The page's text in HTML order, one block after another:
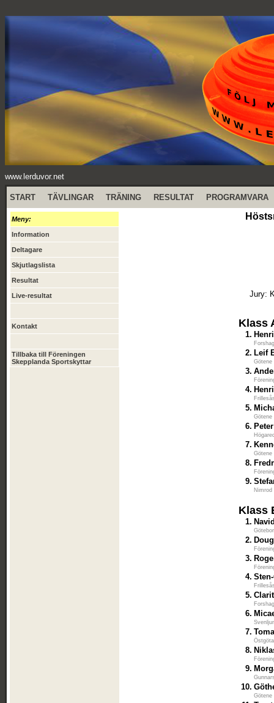
www.lerduvor.net
START TÄVLINGAR TRÄNING RESULTAT PROGRAMVARA
Meny:
Information
Deltagare
Skjutlagslista
Resultat
Live-resultat
Kontakt
Tillbaka till Föreningen
Skepplanda Sportskyttar
Jury:
Klass
1.
2. Leif
3.
4.
5.
6.
7.
8.
9.
Klass
1.
2.
3.
4.
5.
6.
7.
8.
9.
10.